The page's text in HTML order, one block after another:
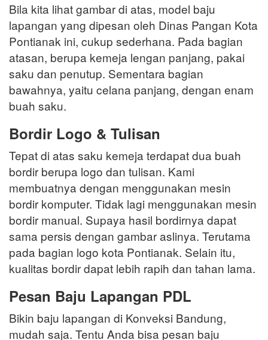
Bila kita lihat gambar di atas, model baju
lapangan yang dipesan oleh Dinas Pangan Kota
Pontianak ini, cukup sederhana. Pada bagian
atasan, berupa kemeja lengan panjang, pakai
saku dan penutup. Sementara bagian
bawahnya, yaitu celana panjang, dengan enam
buah saku.
Bordir Logo & Tulisan
Tepat di atas saku kemeja terdapat dua buah
bordir berupa logo dan tulisan. Kami
membuatnya dengan menggunakan mesin
bordir komputer. Tidak lagi menggunakan mesin
bordir manual. Supaya hasil bordirnya dapat
sama persis dengan gambar aslinya. Terutama
pada bagian logo kota Pontianak. Selain itu,
kualitas bordir dapat lebih rapih dan tahan lama.
Pesan Baju Lapangan PDL
Bikin baju lapangan di Konveksi Bandung,
mudah saja. Tentu Anda bisa pesan baju